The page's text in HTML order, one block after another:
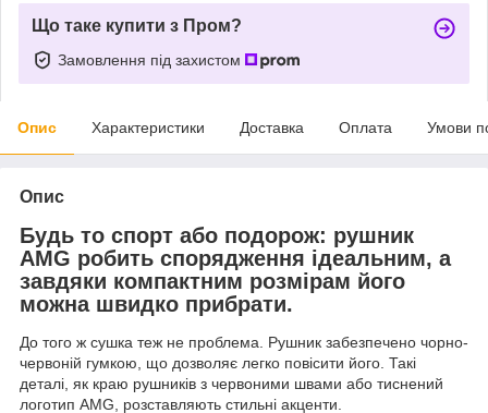
Що таке купити з Пром?
Замовлення під захистом
Опис Характеристики Доставка Оплата Умови
Опис
Будь то спорт або подорож: рушник
AMG робить спорядження ідеальним, а
завдяки компактним розмірам його
можна швидко прибрати.
До того ж сушка теж не проблема. Рушник забезпечено чорно-
червоній гумкою, що дозволяє легко повісити його. Такі
деталі, як краю рушників з червоними швами або тиснений
логотип AMG, розставляють стильні акценти.